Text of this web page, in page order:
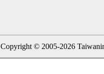
Copyright © 2005-2026